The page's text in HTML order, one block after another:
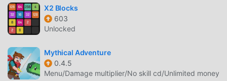
Se você quiser baixar esse jogo, modroid é sua melhor
escolha, por ser o maior site do mundo para baixar jogos
apk gratuitos. Além de oferecer as últimas versões
doDiceorama5gratuitamente, Modroid também oferece
Free mod gratuitamente, te ajudando a pular tarefas
repetitivas nos jogos, para que você possa focar em
X2 Blocks
603
Unlocked
Mythical Adventure
0.4.5
Menu/Damage multiplier/No skill cd/Unlimited money